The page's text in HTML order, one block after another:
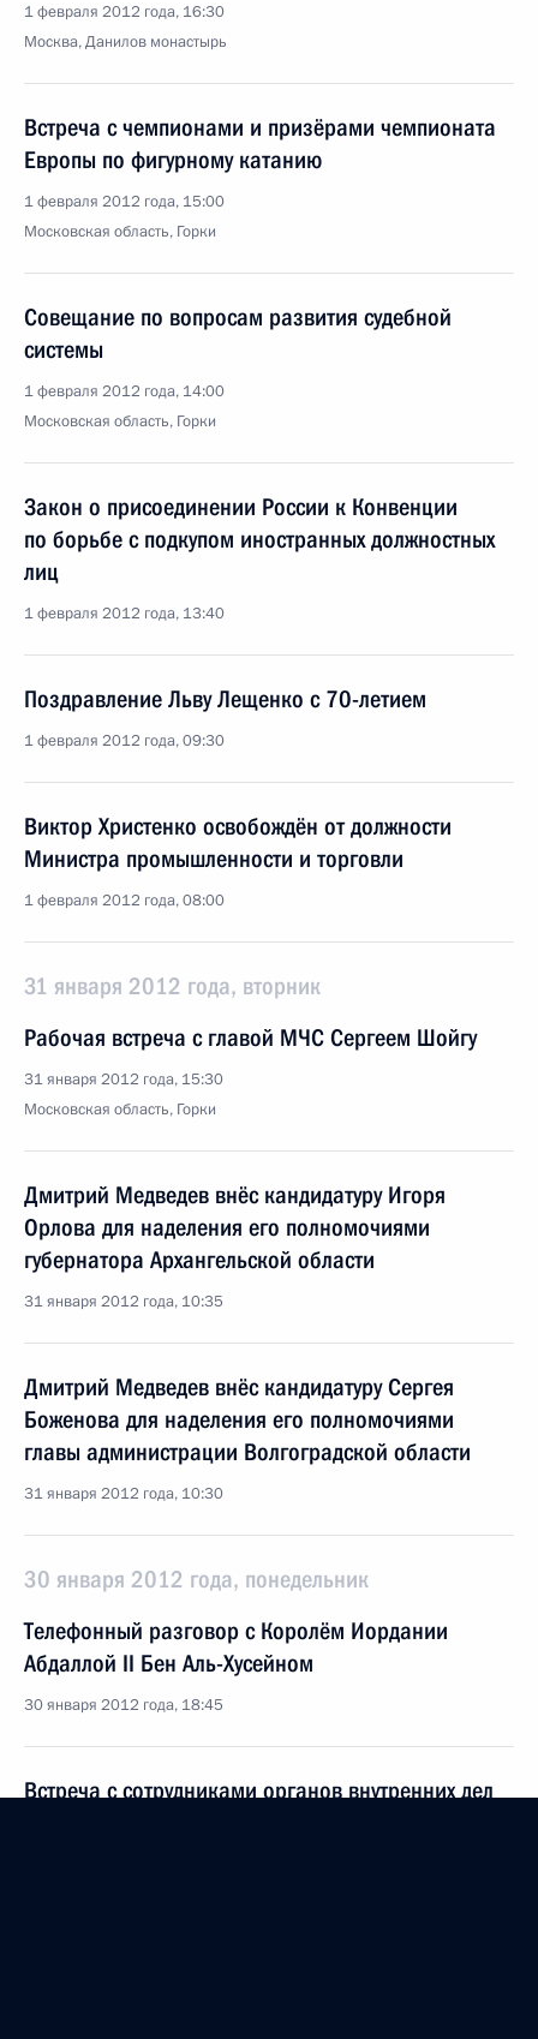
1 февраля 2012 года, 16:30
Москва, Данилов монастырь
Встреча с чемпионами и призёрами чемпионата
Европы по фигурному катанию
1 февраля 2012 года, 15:00
Московская область, Горки
Совещание по вопросам развития судебной
системы
1 февраля 2012 года, 14:00
Московская область, Горки
Закон о присоединении России к Конвенции
по борьбе с подкупом иностранных должностных
лиц
1 февраля 2012 года, 13:40
Поздравление Льву Лещенко с 70-летием
1 февраля 2012 года, 09:30
Виктор Христенко освобождён от должности
Министра промышленности и торговли
1 февраля 2012 года, 08:00
31 января 2012 года, вторник
Рабочая встреча с главой МЧС Сергеем Шойгу
31 января 2012 года, 15:30
Московская область, Горки
Дмитрий Медведев внёс кандидатуру Игоря
Орлова для наделения его полномочиями
губернатора Архангельской области
31 января 2012 года, 10:35
Дмитрий Медведев внёс кандидатуру Сергея
Боженова для наделения его полномочиями
главы администрации Волгоградской области
31 января 2012 года, 10:30
30 января 2012 года, понедельник
Телефонный разговор с Королём Иордании
Абдаллой II Бен Аль-Хусейном
30 января 2012 года, 18:45
Встреча с сотрудниками органов внутренних дел